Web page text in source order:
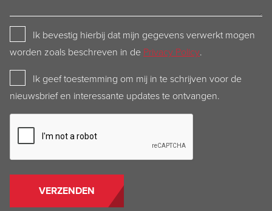
Privacy
Policy
Ik bevestig hierbij dat mijn gegevens verwerkt mogen
worden zoals beschreven in de Privacy Policy.
Newsletter
Ik geef toestemming om mij in te schrijven voor de
nieuwsbrief en interessante updates te ontvangen.